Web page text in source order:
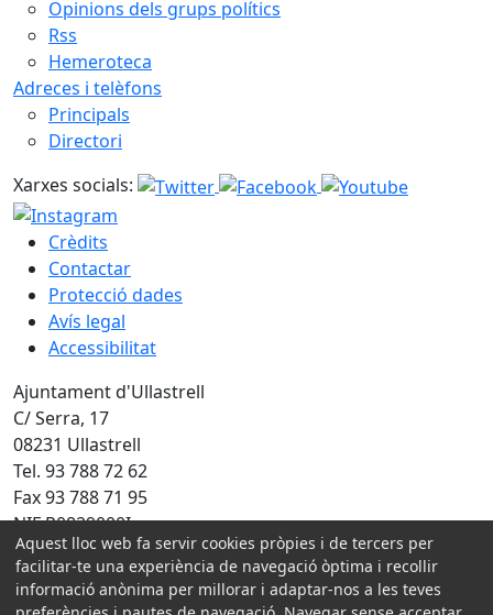
Opinions dels grups polítics
Rss
Hemeroteca
Adreces i telèfons
Principals
Directori
Xarxes socials:
Crèdits
Contactar
Protecció dades
Avís legal
Accessibilitat
Ajuntament d'Ullastrell
C/ Serra, 17
08231 Ullastrell
Tel. 93 788 72 62
Fax 93 788 71 95
NIF P0829000I
Amb la col·laboració de:
Aquest lloc web fa servir cookies pròpies i de tercers per
facilitar-te una experiència de navegació òptima i recollir
informació anònima per millorar i adaptar-nos a les teves